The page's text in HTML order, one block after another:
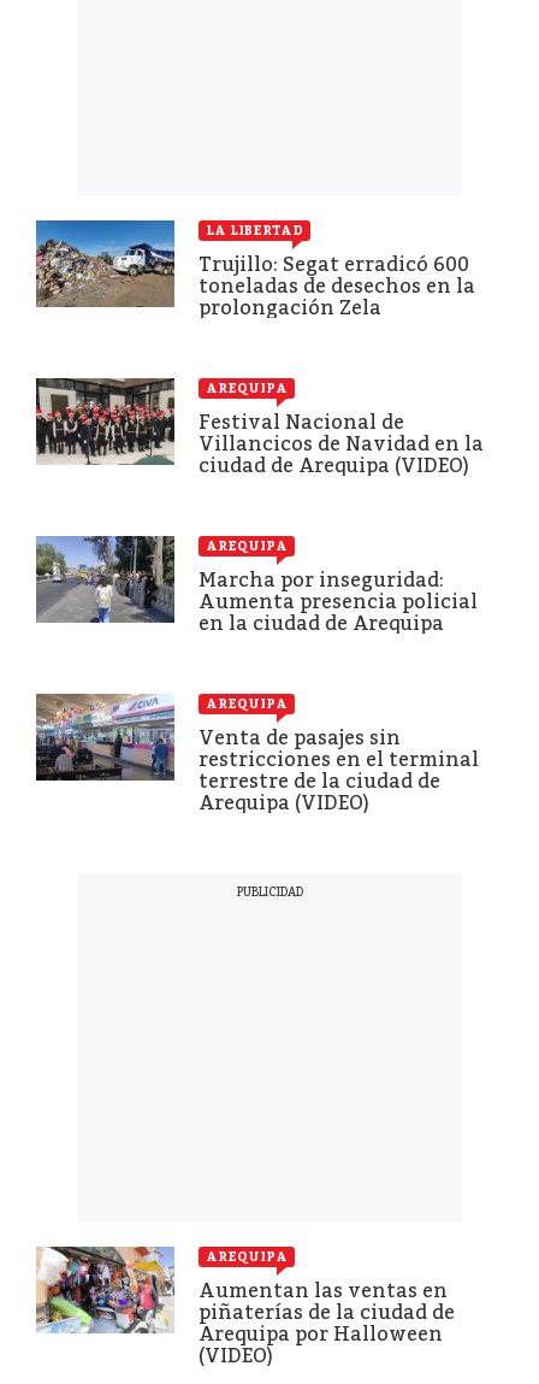
LA LIBERTAD
Trujillo: Segat erradicó 600
toneladas de desechos en la
prolongación Zela
AREQUIPA
Festival Nacional de
Villancicos de Navidad en la
ciudad de Arequipa (VIDEO)
AREQUIPA
Marcha por inseguridad:
Aumenta presencia policial
en la ciudad de Arequipa
AREQUIPA
Venta de pasajes sin
restricciones en el terminal
terrestre de la ciudad de
Arequipa (VIDEO)
AREQUIPA
Aumentan las ventas en
piñaterías de la ciudad de
Arequipa por Halloween
(VIDEO)